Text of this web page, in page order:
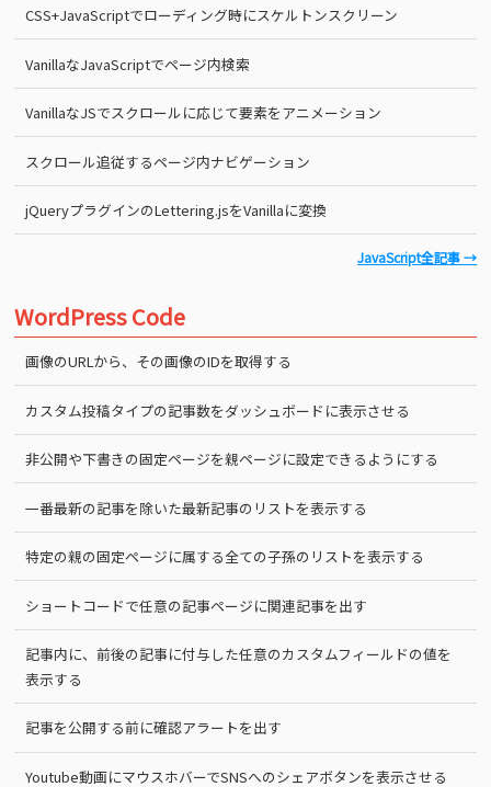
CSS+JavaScriptでローディング時にスケルトンスクリーン
VanillaなJavaScriptでページ内検索
VanillaなJSでスクロールに応じて要素をアニメーション
スクロール追従するページ内ナビゲーション
jQueryプラグインのLettering.jsをVanillaに変換
JavaScript全記事 →
WordPress Code
画像のURLから、その画像のIDを取得する
カスタム投稿タイプの記事数をダッシュボードに表示させる
非公開や下書きの固定ページを親ページに設定できるようにする
一番最新の記事を除いた最新記事のリストを表示する
特定の親の固定ページに属する全ての子孫のリストを表示する
ショートコードで任意の記事ページに関連記事を出す
記事内に、前後の記事に付与した任意のカスタムフィールドの値を
表示する
記事を公開する前に確認アラートを出す
Youtube動画にマウスホバーでSNSへのシェアボタンを表示させる